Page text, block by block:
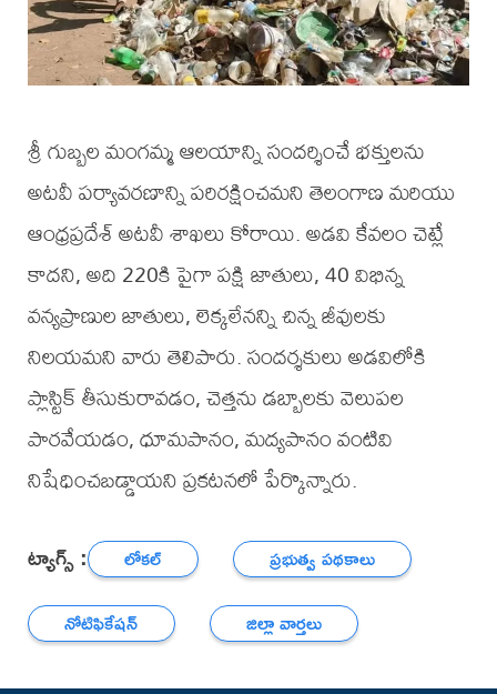
శ్రీ గుబ్బల మంగమ్మ ఆలయాన్ని సందర్శించే భక్తులను
అటవీ పర్యావరణాన్ని పరిరక్షించమని తెలంగాణ మరియు
ఆంధ్రప్రదేశ్ అటవీ శాఖలు కోరాయి. అడవి కేవలం చెట్లే
కాదని, అది 220కి పైగా పక్షి జాతులు, 40 విభిన్న
వన్యప్రాణుల జాతులు, లెక్కలేనన్ని చిన్న జీవులకు
నిలయమని వారు తెలిపారు. సందర్శకులు అడవిలోకి
ప్లాస్టిక్ తీసుకురావడం, చెత్తను డబ్బాలకు వెలుపల
పారవేయడం, ధూమపానం, మద్యపానం వంటివి
నిషేధించబడ్డాయని ప్రకటనలో పేర్కొన్నారు.
ట్యాగ్స్ : లోకల్
ప్రభుత్వ పథకాలు
నోటిఫికేషన్
జిల్లా వార్తలు